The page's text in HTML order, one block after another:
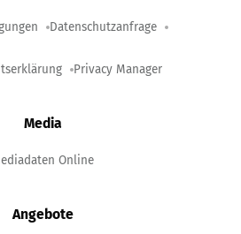
Datenschutzanfrage
Privacy Manager
Media
Online
Angebote